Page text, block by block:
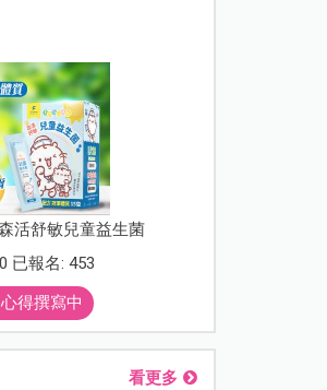
活舒敏兒童益生菌
已報名: 453
得撰寫中
看更多